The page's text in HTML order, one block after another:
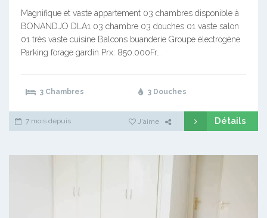
Magnifique et vaste appartement 03 chambres disponible à
BONANDJO DLA1 03 chambre 03 douches 01 vaste salon
01 très vaste cuisine Balcons buanderie Groupe électrogène
Parking forage gardin Prx: 850.000Fr…
3 Chambres 3 Douches
7 mois depuis J'aime Détails